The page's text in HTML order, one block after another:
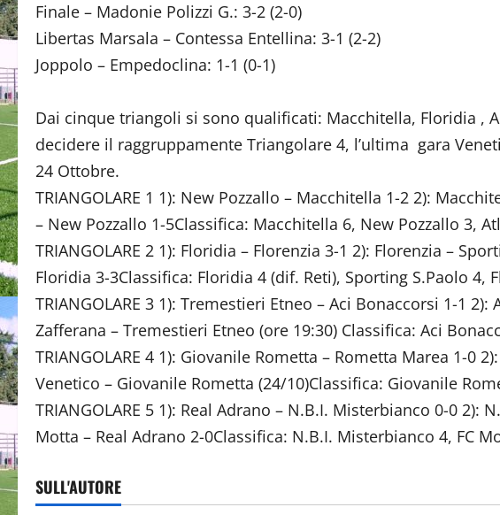
Finale – Madonie Polizzi G.: 3-2 (2-0)
Libertas Marsala – Contessa Entellina: 3-1 (2-2)
Joppolo – Empedoclina: 1-1 (0-1)
Dai cinque triangoli si sono qualificati: Macchitella, Floridia ,
decidere il raggruppamente Triangolare 4, l’ultima gara
24 Ottobre.
TRIANGOLARE 1 1): New Pozzallo – Macchitella 1-2 2):
– New Pozzallo 1-5Classifica: Macchitella 6, New Pozzallo 3,
TRIANGOLARE 2 1): Floridia – Florenzia 3-1 2): Florenzia –
Floridia 3-3Classifica: Floridia 4 (dif. Reti), Sporting S.Paolo 4,
TRIANGOLARE 3 1): Tremestieri Etneo – Aci Bonaccorsi 1-1
Zafferana – Tremestieri Etneo (ore 19:30) Classifica: Aci
TRIANGOLARE 4 1): Giovanile Rometta – Rometta Marea 1-0
Venetico – Giovanile Rometta (24/10)Classifica: Giovanile
TRIANGOLARE 5 1): Real Adrano – N.B.I. Misterbianco 0-0 2):
Motta – Real Adrano 2-0Classifica: N.B.I. Misterbianco 4, FC
SULL'AUTORE